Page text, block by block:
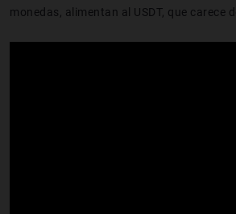
monedas, alimentan al USDT, que carece